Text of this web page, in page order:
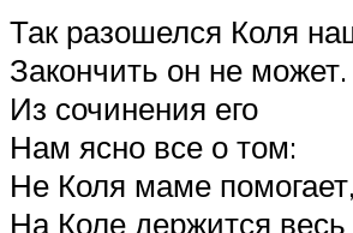
Так разошелся Коля
Закончить он не может.
Из сочинения его
Нам ясно все о том:
Не Коля маме помогает,
На Коле держится